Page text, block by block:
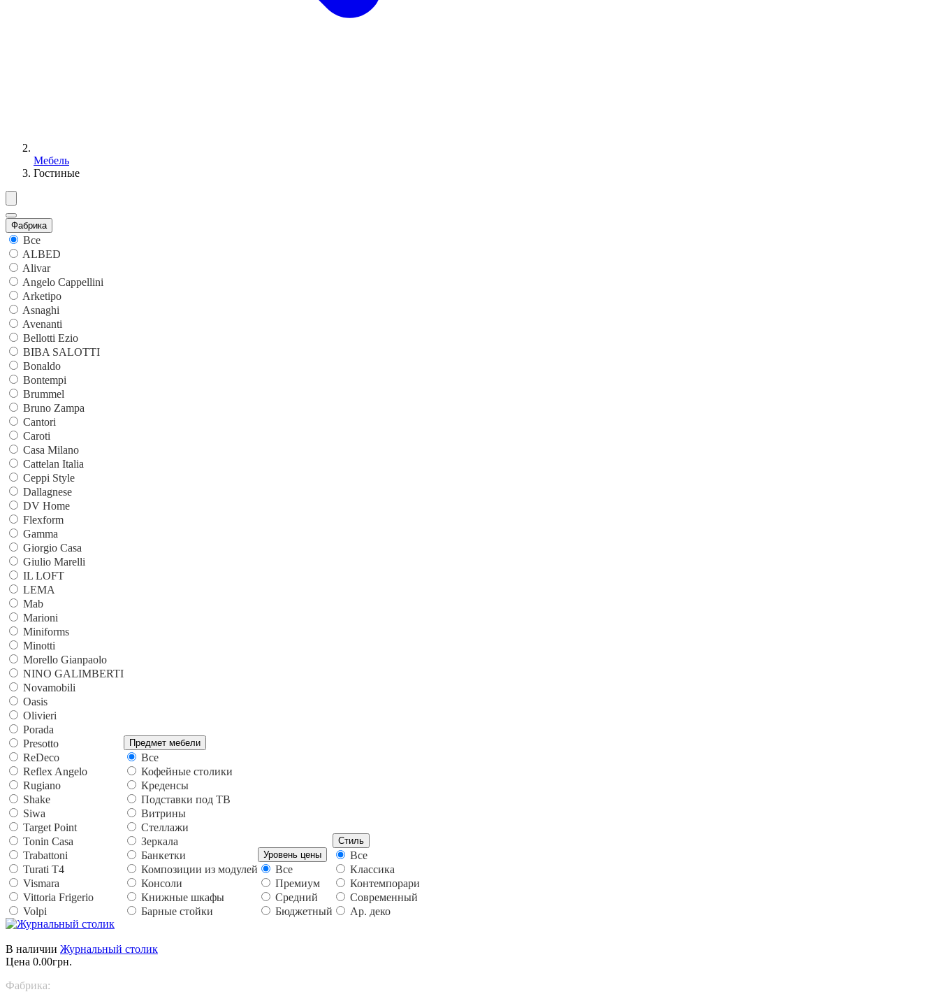
Мебель
Гостиные
Фабрика
Все
ALBED
Alivar
Angelo Cappellini
Arketipo
Asnaghi
Avenanti
Bellotti Ezio
BIBA SALOTTI
Bonaldo
Bontempi
Brummel
Bruno Zampa
Cantori
Caroti
Casa Milano
Cattelan Italia
Ceppi Style
Dallagnese
DV Home
Flexform
Gamma
Giorgio Casa
Giulio Marelli
IL LOFT
LEMA
Mab
Marioni
Miniforms
Minotti
Morello Gianpaolo
NINO GALIMBERTI
Novamobili
Oasis
Olivieri
Porada
Presotto
ReDeco
Reflex Angelo
Rugiano
Shake
Siwa
Target Point
Tonin Casa
Trabattoni
Turati T4
Vismara
Vittoria Frigerio
Volpi
Предмет мебели
Все
Кофейные столики
Креденсы
Подставки под ТВ
Витрины
Стеллажи
Зеркала
Банкетки
Композиции из модулей
Консоли
Книжные шкафы
Барные стойки
Уровень цены
Все
Премиум
Средний
Бюджетный
Стиль
Все
Классика
Контемпорари
Современный
Ар. деко
В наличии Журнальный столик
Цена 0.00грн.
Фабрика: